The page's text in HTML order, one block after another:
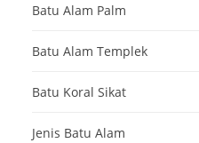
Batu Alam Palm
Batu Alam Templek
Batu Koral Sikat
Jenis Batu Alam